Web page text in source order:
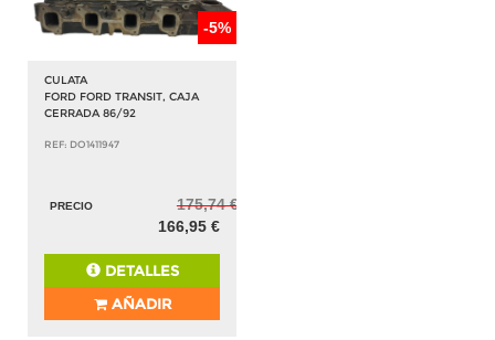
-5%
CULATA
FORD FORD TRANSIT, CAJA
CERRADA 86/92
REF: DO1411947
PRECIO
175,74 €
166,95 €
DETALLES
AÑADIR